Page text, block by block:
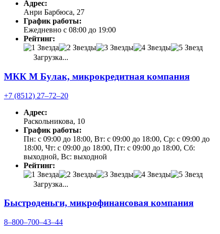
Адрес:
Анри Барбюса, 27
График работы:
Ежедневно с 08:00 до 19:00
Рейтинг:
Загрузка...
МКК М Булак, микрокредитная компания
+7 (8512) 27‒72‒20
Адрес:
Раскольникова, 10
График работы:
Пн: с 09:00 до 18:00, Вт: с 09:00 до 18:00, Ср: с 09:00 до
18:00, Чт: с 09:00 до 18:00, Пт: с 09:00 до 18:00, Сб:
выходной, Вс: выходной
Рейтинг:
Загрузка...
Быстроденьги, микрофинансовая компания
8‒800‒700‒43‒44